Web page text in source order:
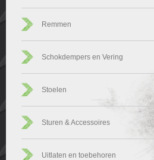
Remmen
Schokdempers en Vering
Stoelen
Sturen & Accessoires
Uitlaten en toebehoren